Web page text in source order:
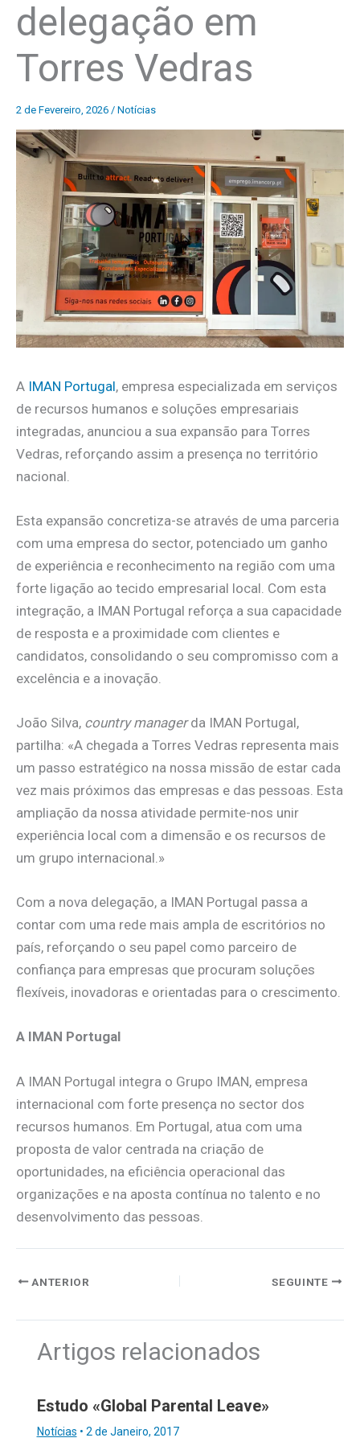
delegação em
Torres Vedras
2 de Fevereiro, 2026 / Notícias
A IMAN Portugal, empresa especializada em serviços
de recursos humanos e soluções empresariais
integradas, anunciou a sua expansão para Torres
Vedras, reforçando assim a presença no território
nacional.
Esta expansão concretiza-se através de uma parceria
com uma empresa do sector, potenciado um ganho
de experiência e reconhecimento na região com uma
forte ligação ao tecido empresarial local. Com esta
integração, a IMAN Portugal reforça a sua capacidade
de resposta e a proximidade com clientes e
candidatos, consolidando o seu compromisso com a
excelência e a inovação.
João Silva, country managerda IMAN Portugal,
partilha: «A chegada a Torres Vedras representa mais
um passo estratégico na nossa missão de estar cada
vez mais próximos das empresas e das pessoas. Esta
ampliação da nossa atividade permite-nos unir
experiência local com a dimensão e os recursos de
um grupo internacional.»
Com a nova delegação, a IMAN Portugal passa a
contar com uma rede mais ampla de escritórios no
país, reforçando o seu papel como parceiro de
confiança para empresas que procuram soluções
flexíveis, inovadoras e orientadas para o crescimento.
A IMAN Portugal
A IMAN Portugal integra o Grupo IMAN, empresa
internacional com forte presença no sector dos
recursos humanos. Em Portugal, atua com uma
proposta de valor centrada na criação de
oportunidades, na eficiência operacional das
organizações e na aposta contínua no talento e no
desenvolvimento das pessoas.
ANTERIOR SEGUINTE
Artigos relacionados
Estudo «Global Parental Leave»
Notícias • 2 de Janeiro, 2017